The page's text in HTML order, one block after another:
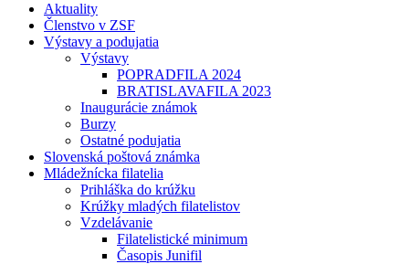
Aktuality
Členstvo v ZSF
Výstavy a podujatia
Výstavy
POPRADFILA 2024
BRATISLAVAFILA 2023
Inaugurácie známok
Burzy
Ostatné podujatia
Slovenská poštová známka
Mládežnícka filatelia
Prihláška do krúžku
Krúžky mladých filatelistov
Vzdelávanie
Filatelistické minimum
Časopis Junifil